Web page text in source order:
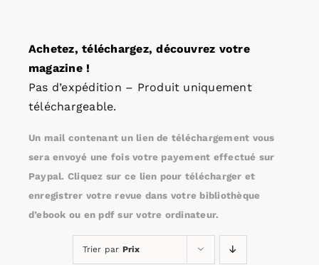
Agenda
Kiosque
Annonces emploi
Achetez, téléchargez, découvrez votre
magazine !
Pas d’expédition – Produit uniquement
téléchargeable.
Un mail contenant un lien de téléchargement vous
sera envoyé une fois votre payement effectué sur
Paypal. Cliquez sur ce lien pour télécharger et
enregistrer votre revue dans votre bibliothèque
d’ebook ou en pdf sur votre ordinateur.
Trier par Prix